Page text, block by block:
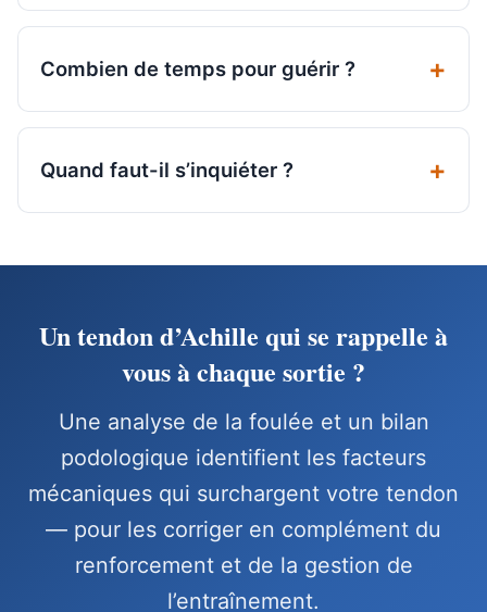
Combien de temps pour guérir ?
Quand faut-il s’inquiéter ?
Un tendon d’Achille qui se rappelle à
vous à chaque sortie ?
Une analyse de la foulée et un bilan
podologique identifient les facteurs
mécaniques qui surchargent votre tendon
— pour les corriger en complément du
renforcement et de la gestion de
l’entraînement.